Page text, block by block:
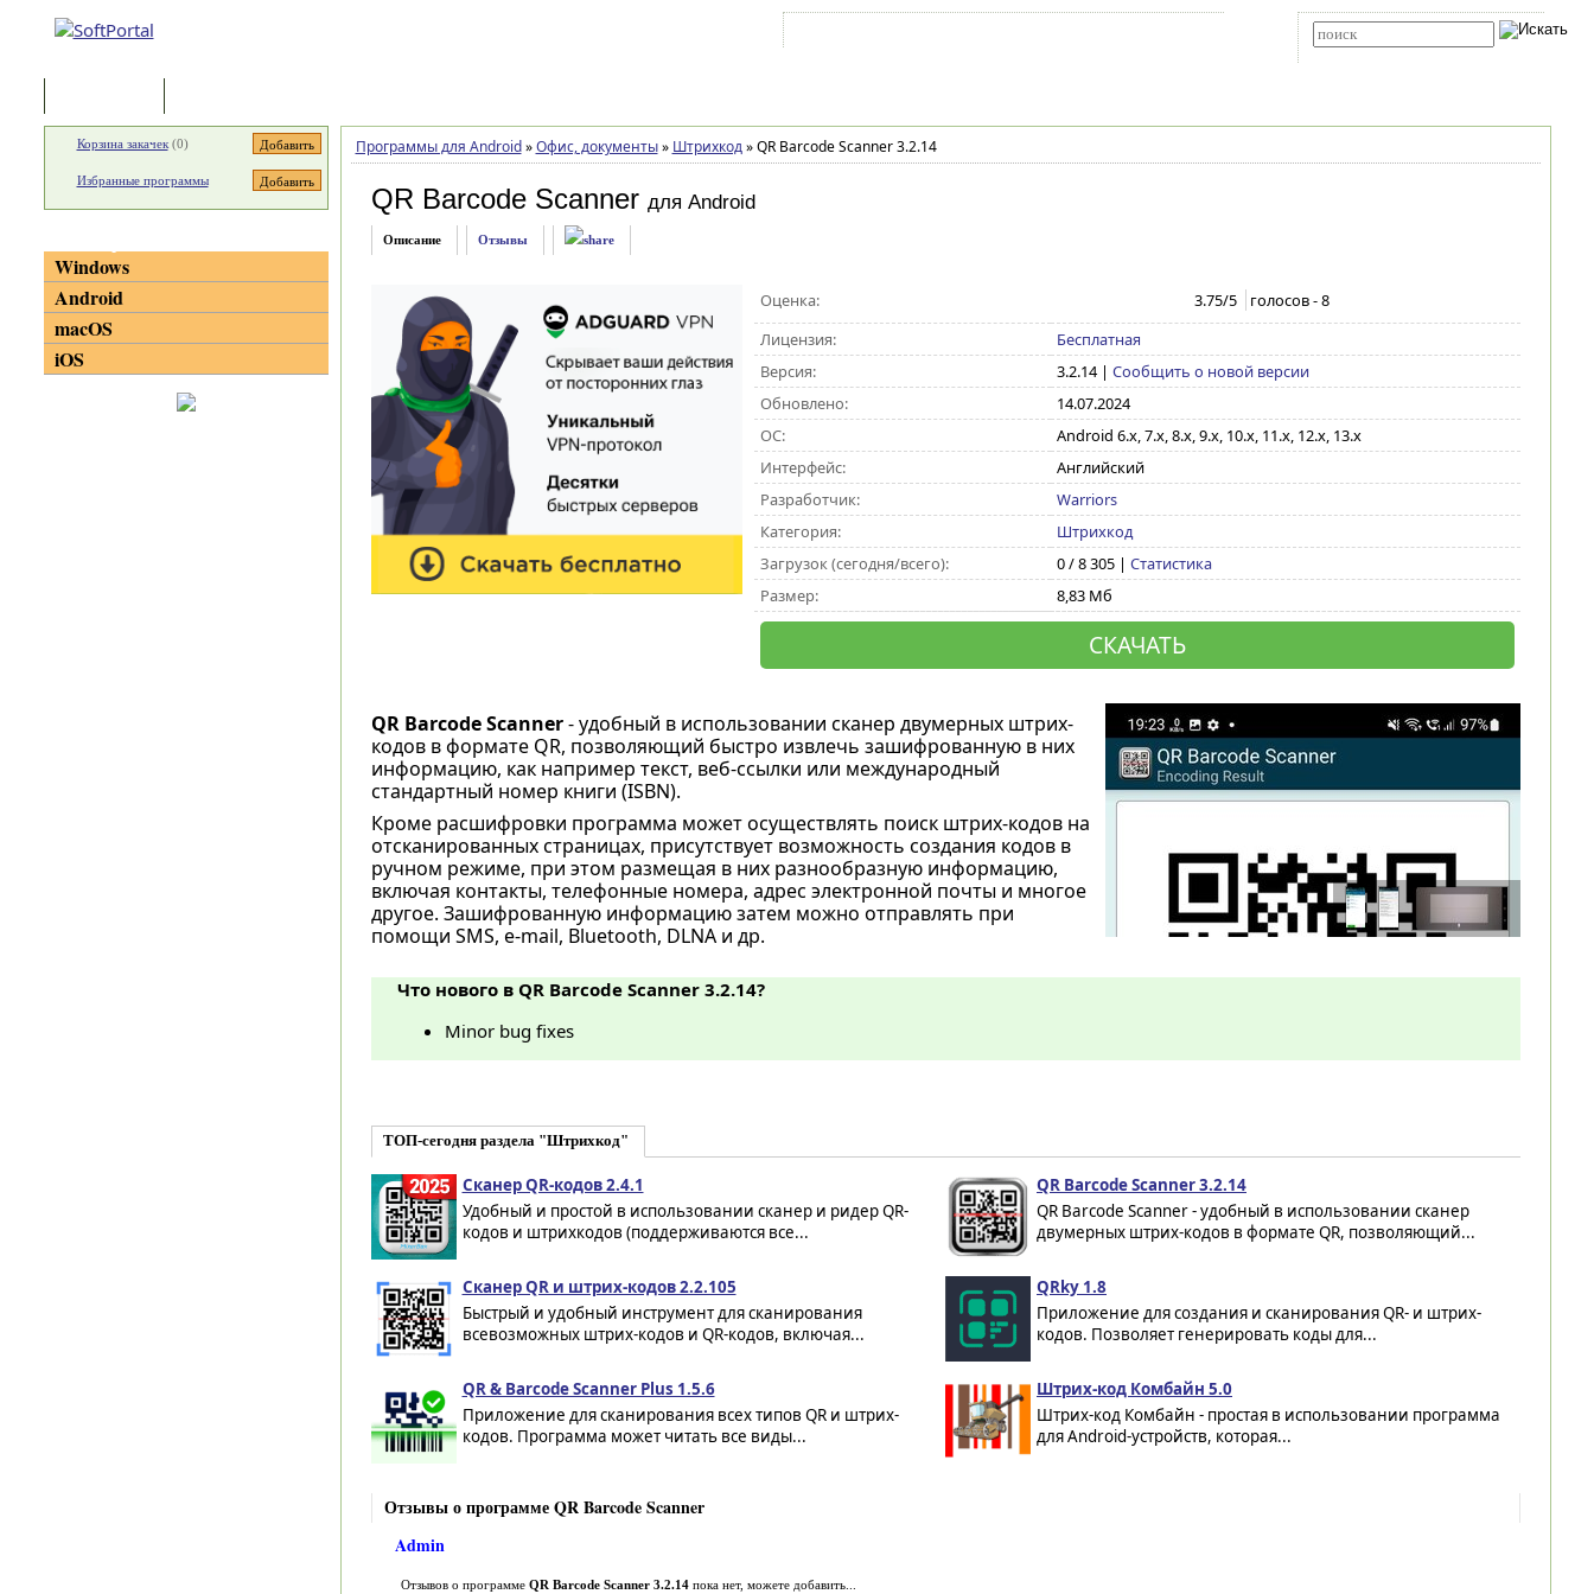
Программы для Android » Офис, документы » Штрихкод »QR Barcode Scanner 3.2.14
QR Barcode Scanner для Android
Описание Отзывы
Оценка: 3.75/5 голосов -8
Лицензия:
Бесплатная
Версия:
3.2.14| Сообщить о новой версии
Обновлено:
14.07.2024
ОС:
Android 6.x, 7.x, 8.x, 9.x, 10.x, 11.x, 12.x, 13.x
Интерфейс:
Английский
Разработчик:
Warriors
Категория:
Штрихкод
Загрузок (сегодня/всего):
0 / 8 305 | Статистика
Размер:
8,83 Мб
СКАЧАТЬ
QR Barcode Scanner- удобный в использовании сканер двумерных штрих-
кодов в формате QR, позволяющий быстро извлечь зашифрованную в них
информацию, как например текст, веб-ссылки или международный
стандартный номер книги (ISBN).
Кроме расшифровки программа может осуществлять поиск штрих-кодов на
отсканированных страницах, присутствует возможность создания кодов в
ручном режиме, при этом размещая в них разнообразную информацию,
включая контакты, телефонные номера, адрес электронной почты и многое
другое. Зашифрованную информацию затем можно отправлять при
помощи SMS, e-mail, Bluetooth, DLNA и др.
Что нового в QR Barcode Scanner 3.2.14?
Minor bug fixes
ТОП-сегодня раздела "Штрихкод"
Сканер QR-кодов 2.4.1
Удобный и простой в использовании сканер и ридер QR-
кодов и штрихкодов (поддерживаются все...
QR Barcode Scanner 3.2.14
QR Barcode Scanner - удобный в использовании сканер
двумерных штрих-кодов в формате QR, позволяющий...
Сканер QR и штрих-кодов 2.2.105
Быстрый и удобный инструмент для сканирования
всевозможных штрих-кодов и QR-кодов, включая...
QRky 1.8
Приложение для создания и сканирования QR- и штрих-
кодов. Позволяет генерировать коды для...
QR & Barcode Scanner Plus 1.5.6
Приложение для сканирования всех типов QR и штрих-
кодов. Программа может читать все виды...
Штрих-код Комбайн 5.0
Штрих-код Комбайн - простая в использовании программа
для Android-устройств, которая...
Отзывы о программе QR Barcode Scanner
Admin
Отзывов о программе QR Barcode Scanner 3.2.14пока нет, можете добавить...
Корзина закачек(0)
Избранные программы
Windows
Android
macOS
iOS